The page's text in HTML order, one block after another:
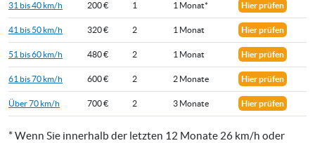
31 bis 40 km/h 200 € 1 1 Monat* Hier prüfen
41 bis 50 km/h 320 € 2 1 Monat Hier prüfen
51 bis 60 km/h 480 € 2 1 Monat Hier prüfen
61 bis 70 km/h 600 € 2 2 Monate Hier prüfen
Über 70 km/h 700 € 2 3 Monate Hier prüfen
* Wenn Sie innerhalb der letzten 12 Monate 26 km/h oder